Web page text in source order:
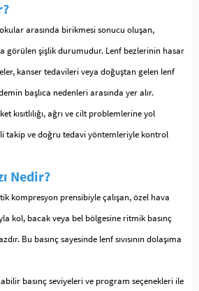
dokular arasında birikmesi sonucu oluşan,
görülen şişlik durumudur. Lenf bezlerinin hasar
kanser tedavileri veya doğuştan gelen lenf
başlıca nedenleri arasında yer alır.
kısıtlılığı, ağrı ve cilt problemlerine yol
takip ve doğru tedavi yöntemleriyle kontrol
Nedir?
kompresyon prensibiyle çalışan, özel hava
kol, bacak veya bel bölgesine ritmik basınç
Bu basınç sayesinde lenf sıvısının dolaşıma
basınç seviyeleri ve program seçenekleri ile